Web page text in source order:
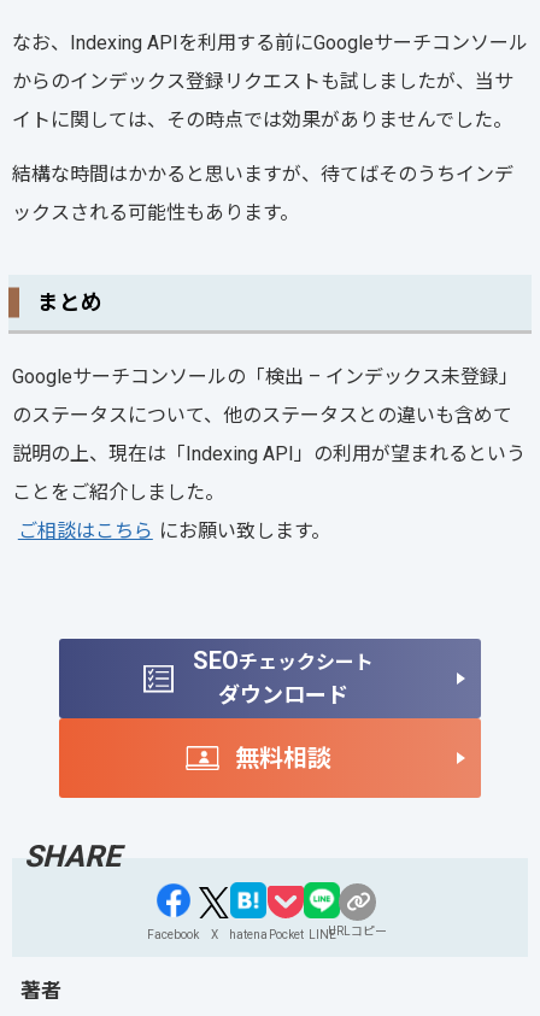
なお、Indexing APIを利用する前にGoogleサーチコンソール
からのインデックス登録リクエストも試しましたが、当サ
イトに関しては、その時点では効果がありませんでした。
結構な時間はかかると思いますが、待てばそのうちインデ
ックスされる可能性もあります。
まとめ
Googleサーチコンソールの「検出 – インデックス未登録」
のステータスについて、他のステータスとの違いも含めて
説明の上、現在は「Indexing API」の利用が望まれるという
ことをご紹介しました。
ご相談はこちら にお願い致します。
SEOチェックシート
ダウンロード
無料相談
Facebook X hatena Pocket LINEURLコピー
著者